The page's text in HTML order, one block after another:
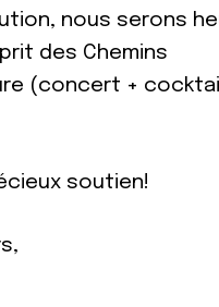
nous serons
des Chemins
(concert +
soutien!